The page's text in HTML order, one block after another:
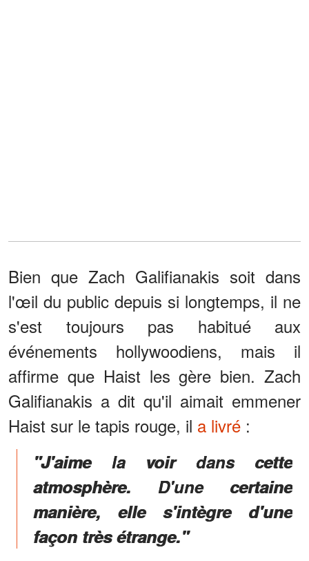
Bien que Zach Galifianakis soit dans
l'œil du public depuis si longtemps, il ne
s'est toujours pas habitué aux
événements hollywoodiens, mais il
affirme que Haist les gère bien. Zach
Galifianakis a dit qu'il aimait emmener
Haist sur le tapis rouge, il a livré :
"J'aime la voir dans cette
atmosphère. D'une certaine
manière, elle s'intègre d'une
façon très étrange."